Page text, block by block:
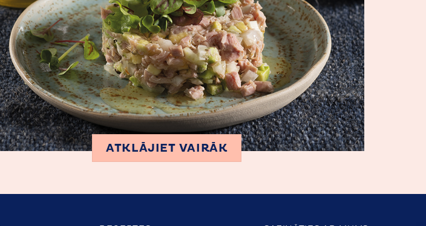
ATKLĀJIET VAIRĀK